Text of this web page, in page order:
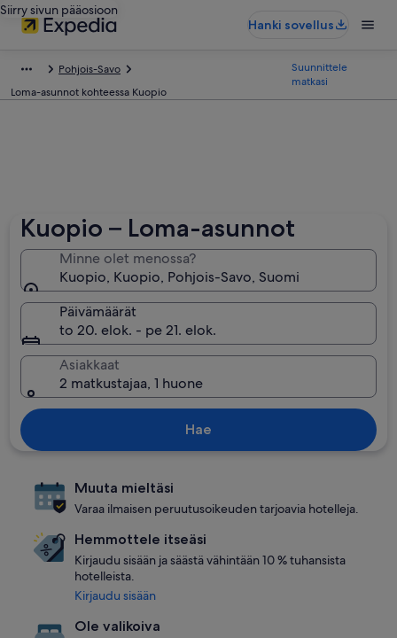
Siirry sivun pääosioon
Hanki sovellus
Pohjois-Savo
Loma-asunnot kohteessa Kuopio
Suunnittele
matkasi
Kuopio – Loma-asunnot
Minne olet menossa?
Kuopio, Kuopio, Pohjois-Savo, Suomi
Päivämäärät
to 20. elok. - pe 21. elok.
Asiakkaat
2 matkustajaa, 1 huone
Hae
Muuta mieltäsi
Varaa ilmaisen peruutusoikeuden tarjoavia hotelleja.
Hemmottele itseäsi
Kirjaudu sisään ja säästä vähintään 10 % tuhansista
hotelleista.
Kirjaudu sisään
Ole valikoiva